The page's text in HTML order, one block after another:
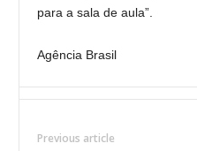
para a sala de aula”.
Agência Brasil
Previous article